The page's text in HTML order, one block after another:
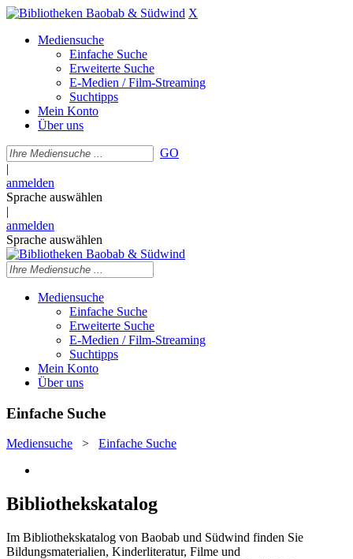
X
Mediensuche
Einfache Suche
Erweiterte Suche
E-Medien / Film-Streaming
Suchtipps
Mein Konto
Über uns
GO
|
anmelden
Sprache auswählen
|
anmelden
Sprache auswählen
Mediensuche
Einfache Suche
Erweiterte Suche
E-Medien / Film-Streaming
Suchtipps
Mein Konto
Über uns
Einfache Suche
Mediensuche > Einfache Suche
Bibliothekskatalog
Im Bibliothekskatalog von Baobab und Südwind finden Sie
Bildungsmaterialien, Kinderliteratur, Filme und